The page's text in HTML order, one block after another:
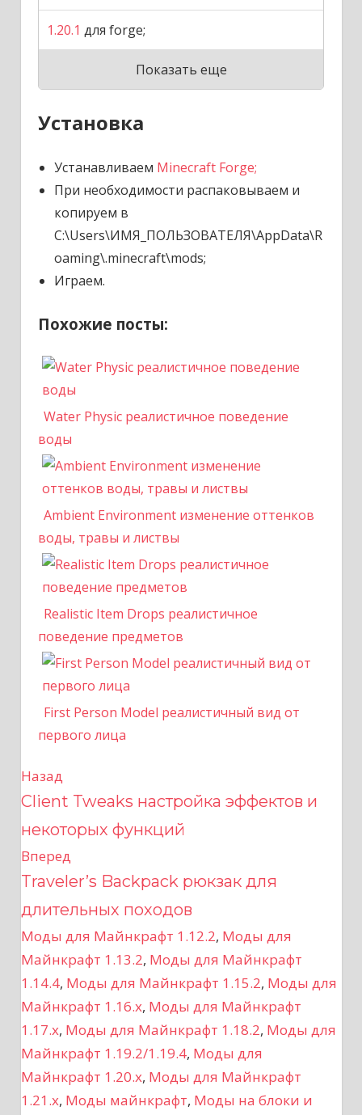
1.20.1 для forge;
Показать еще
Установка
Устанавливаем Minecraft Forge;
При необходимости распаковываем и
копируем в
C:\Users\ИМЯ_ПОЛЬЗОВАТЕЛЯ\AppData\R
oaming\.minecraft\mods;
Играем.
Похожие посты:
Water Physic реалистичное поведение
воды
Ambient Environment изменение оттенков
воды, травы и листвы
Realistic Item Drops реалистичное
поведение предметов
First Person Model реалистичный вид от
первого лица
Н
а
в
и
г
а
ц
и
я
п
Назад
Client Tweaks настройка эффектов и
некоторых функций
Вперед
Traveler’s Backpack рюкзак для
длительных походов
Моды для Майнкрафт 1.12.2, Моды для
Майнкрафт 1.13.2, Моды для Майнкрафт
1.14.4, Моды для Майнкрафт 1.15.2, Моды для
Майнкрафт 1.16.x, Моды для Майнкрафт
1.17.x, Моды для Майнкрафт 1.18.2, Моды для
Майнкрафт 1.19.2/1.19.4, Моды для
Майнкрафт 1.20.x, Моды для Майнкрафт
1.21.x, Моды майнкрафт, Моды на блоки и